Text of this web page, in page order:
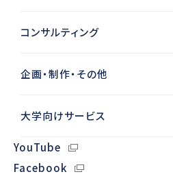
コンサルティング
企画・制作・その他
大学向けサービス
YouTube
Facebook